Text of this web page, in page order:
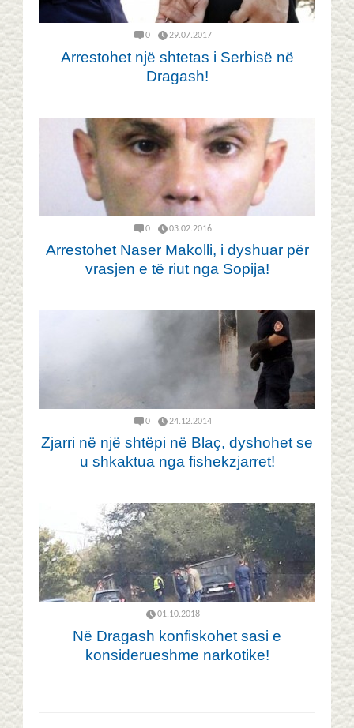
0 29.07.2017
Arrestohet një shtetas i Serbisë në
Dragash!
0 03.02.2016
Arrestohet Naser Makolli, i dyshuar për
vrasjen e të riut nga Sopija!
0 24.12.2014
Zjarri në një shtëpi në Blaç, dyshohet se
u shkaktua nga fishekzjarret!
01.10.2018
Në Dragash konfiskohet sasi e
konsiderueshme narkotike!